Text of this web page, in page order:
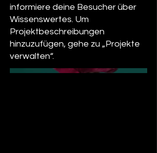
informiere deine Besucher über
Wissenswertes. Um
Projektbeschreibungen
hinzuzufügen, gehe zu „Projekte
verwalten“.